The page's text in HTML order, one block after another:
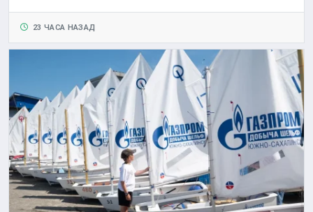
23 ЧАСА НАЗАД